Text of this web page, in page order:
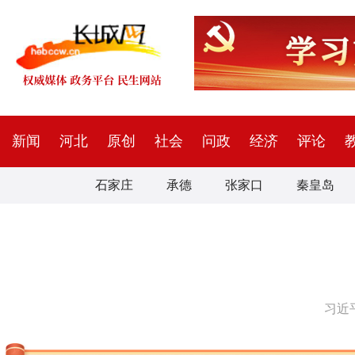
新闻 河北 原创 社会 问政 经济 评论
石家庄 承德 张家口 秦皇岛
习近